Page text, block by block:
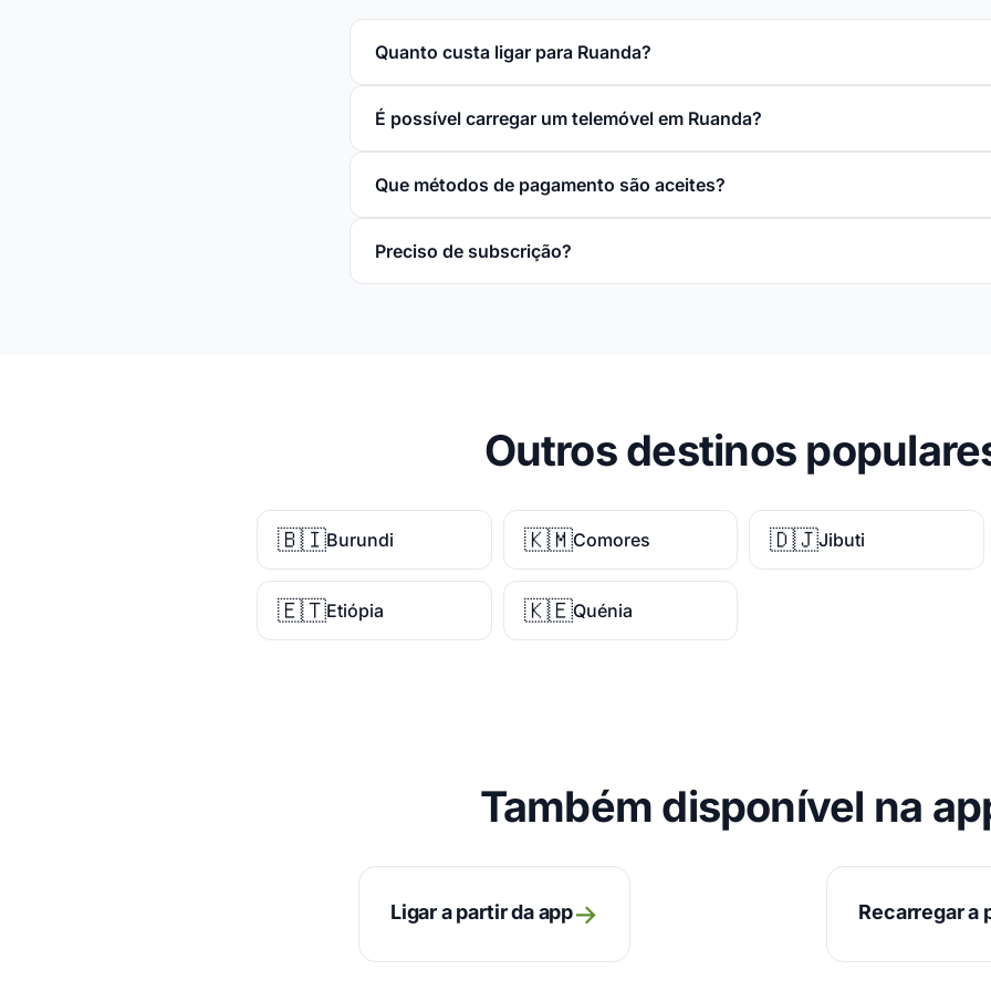
Quanto custa ligar para Ruanda?
É possível carregar um telemóvel em Ruanda?
Que métodos de pagamento são aceites?
Preciso de subscrição?
Outros destinos
🇧🇮Burundi 🇰🇲Comores 🇩🇯Jibuti
🇪🇹Etiópia 🇰🇪Quénia
Também disponível na
Ligar a partir da app→ Recarregar a